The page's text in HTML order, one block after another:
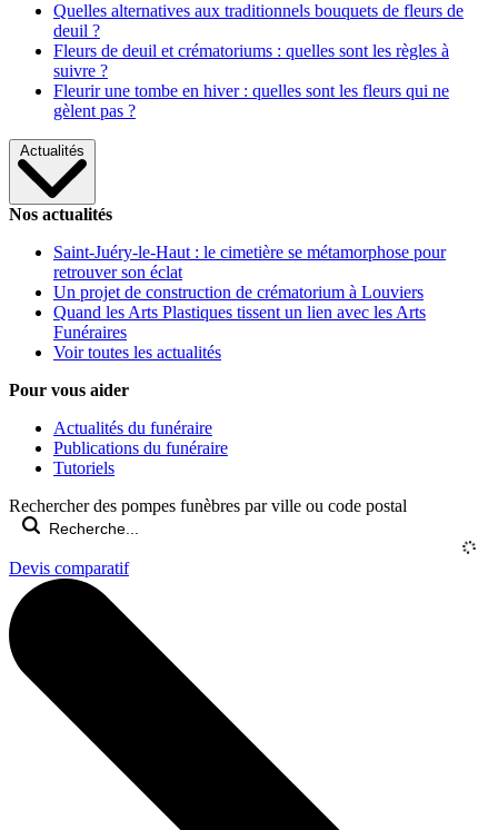
Quelles alternatives aux traditionnels bouquets de fleurs de
deuil ?
Fleurs de deuil et crématoriums : quelles sont les règles à
suivre ?
Fleurir une tombe en hiver : quelles sont les fleurs qui ne
gèlent pas ?
Actualités
Nos actualités
Saint-Juéry-le-Haut : le cimetière se métamorphose pour
retrouver son éclat
Un projet de construction de crématorium à Louviers
Quand les Arts Plastiques tissent un lien avec les Arts
Funéraires
Voir toutes les actualités
Pour vous aider
Actualités du funéraire
Publications du funéraire
Tutoriels
Rechercher des pompes funèbres par ville ou code postal
Devis comparatif